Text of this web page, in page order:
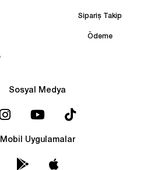
Sipariş Takip
Ödeme
Sosyal Medya
Mobil Uygulamalar